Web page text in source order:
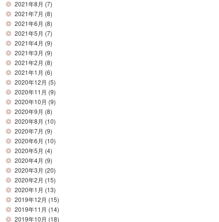
2021年8月 (7)
2021年7月 (8)
2021年6月 (8)
2021年5月 (7)
2021年4月 (9)
2021年3月 (9)
2021年2月 (8)
2021年1月 (6)
2020年12月 (5)
2020年11月 (9)
2020年10月 (9)
2020年9月 (8)
2020年8月 (10)
2020年7月 (9)
2020年6月 (10)
2020年5月 (4)
2020年4月 (9)
2020年3月 (20)
2020年2月 (15)
2020年1月 (13)
2019年12月 (15)
2019年11月 (14)
2019年10月 (18)